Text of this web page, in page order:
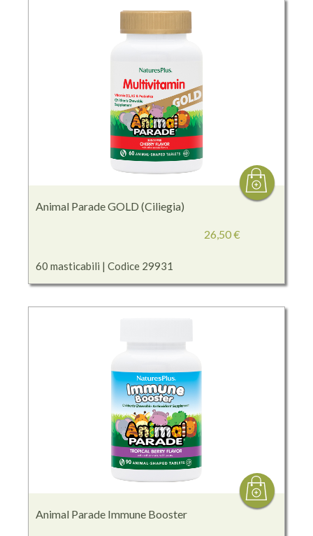
Animal Parade GOLD (Ciliegia)
60 masticabili | Codice 29931
26,50 €
Animal Parade Immune Booster